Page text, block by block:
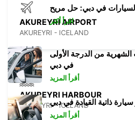
AKUREYRI AIRPORT
AKUREYRI - ICELAND
AKUREYRI HARBOUR
AKUREYRI - ICELAND
في دبي: حل مريح
اقرأ أكثر
من الدرجة الأولى
في دبي
أقرأ المزيد
ذاتية القيادة في دبي
أقرأ المزيد